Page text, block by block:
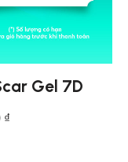
Gel 7D
₫